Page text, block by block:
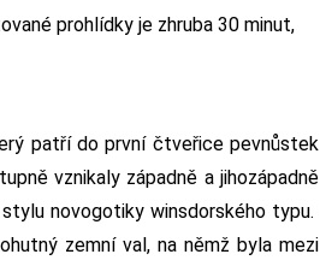
prohlídky je zhruba 30 minut,
patří do první čtveřice pevnůstek
vznikaly západně a jihozápadně
novogotiky winsdorského typu.
zemní val, na němž byla mezi